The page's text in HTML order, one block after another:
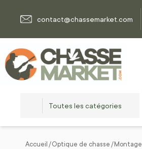
contact@chassemarket.com
Toutes les catégories
Accueil Optique de chasse Montage